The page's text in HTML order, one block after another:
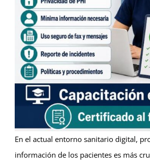
En el actual entorno sanitario digital,
información de los pacientes es más